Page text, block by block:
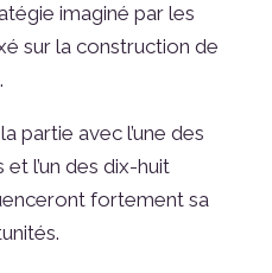
imaginé par les
sur la construction de
partie avec l’une des
l’un des dix-huit
fortement sa